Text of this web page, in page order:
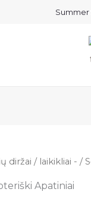
Summer
diržai / laikikliai - /
Apatiniai